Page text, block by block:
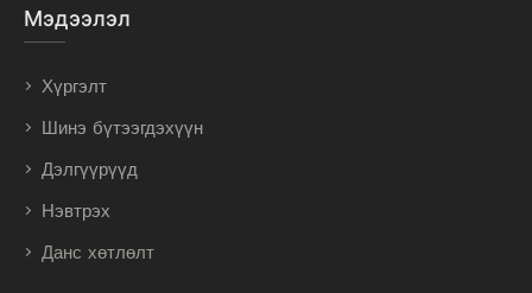
Мэдээлэл
Хүргэлт
Шинэ бүтээгдэхүүн
Дэлгүүрүүд
Нэвтрэх
Данс хөтлөлт